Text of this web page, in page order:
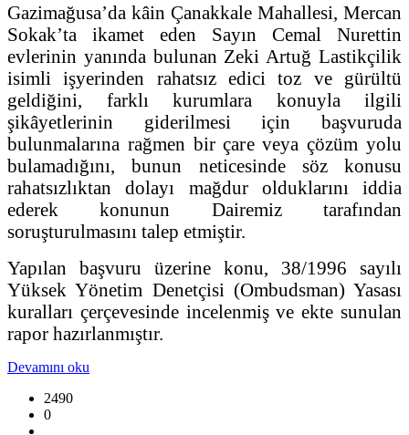
Gazimağusa’da kâin Çanakkale Mahallesi, Mercan
Sokak’ta ikamet eden Sayın Cemal Nurettin
evlerinin yanında bulunan Zeki Artuğ Lastikçilik
isimli işyerinden rahatsız edici toz ve gürültü
geldiğini, farklı kurumlara konuyla ilgili
şikâyetlerinin giderilmesi için başvuruda
bulunmalarına rağmen bir çare veya çözüm yolu
bulamadığını, bunun neticesinde söz konusu
rahatsızlıktan dolayı mağdur olduklarını iddia
ederek konunun Dairemiz tarafından
soruşturulmasını talep etmiştir.
Yapılan başvuru üzerine konu, 38/1996 sayılı
Yüksek Yönetim Denetçisi (Ombudsman) Yasası
kuralları çerçevesinde incelenmiş ve ekte sunulan
rapor hazırlanmıştır.
Devamını oku
2490
0